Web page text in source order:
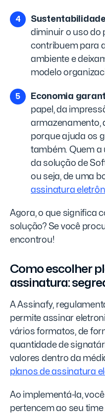
diminuir o uso do
contribuem para
ambiente e
modelo
Economia
papel, da
armazenamento,
porque ajuda os
também. Quem a
da solução de
ou seja, de uma
assinatura
Agora, o que significa
solução? Se você
encontrou!
Como escolher
assinatura:
A Assinafy,
permite assinar
vários formatos, de
quantidade de
valores dentro da
planos de assinatura
Ao implementá-la,
pertencem ao seu